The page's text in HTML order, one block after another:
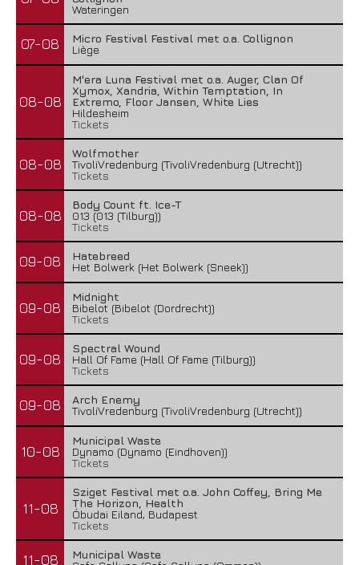
Wateringen
07-08
Micro Festival Festival met o.a. Collignon
Liège
08-08
M'era Luna Festival met o.a. Auger, Clan Of
Xymox, Xandria, Within Temptation, In
Extremo, Floor Jansen, White Lies
Hildesheim
Tickets
08-08
Wolfmother
TivoliVredenburg (TivoliVredenburg (Utrecht))
Tickets
08-08
Body Count ft. Ice-T
013 (013 (Tilburg))
Tickets
09-08
Hatebreed
Het Bolwerk (Het Bolwerk (Sneek))
09-08
Midnight
Bibelot (Bibelot (Dordrecht))
Tickets
09-08
Spectral Wound
Hall Of Fame (Hall Of Fame (Tilburg))
Tickets
09-08
Arch Enemy
TivoliVredenburg (TivoliVredenburg (Utrecht))
10-08
Municipal Waste
Dynamo (Dynamo (Eindhoven))
Tickets
11-08
Sziget Festival met o.a. John Coffey, Bring Me
The Horizon, Health
Óbudai Eiland, Budapest
Tickets
11-08
Municipal Waste